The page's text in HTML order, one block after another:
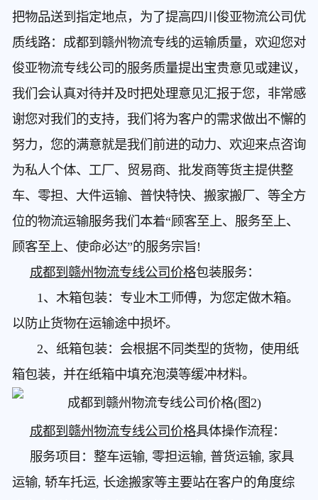
把物品送到指定地点，为了提高四川俊亚物流公司优
质线路：成都到赣州物流专线的运输质量，欢迎您对
俊亚物流专线公司的服务质量提出宝贵意见或建议，
我们会认真对待并及时把处理意见汇报于您，非常感
谢您对我们的支持，我们将为客户的需求做出不懈的
努力，您的满意就是我们前进的动力、欢迎来点咨询
为私人个体、工厂、贸易商、批发商等货主提供整
车、零担、大件运输、普快特快、搬家搬厂、等全方
位的物流运输服务我们本着“顾客至上、服务至上、
顾客至上、使命必达”的服务宗旨!
成都到赣州物流专线公司价格包装服务：
1、木箱包装：专业木工师傅，为您定做木箱。
以防止货物在运输途中损坏。
2、纸箱包装：会根据不同类型的货物，使用纸
箱包装，并在纸箱中填充泡漠等缓冲材料。
成都到赣州物流专线公司价格具体操作流程：
服务项目：整车运输, 零担运输, 普货运输, 家具
运输, 轿车托运, 长途搬家等主要站在客户的角度综